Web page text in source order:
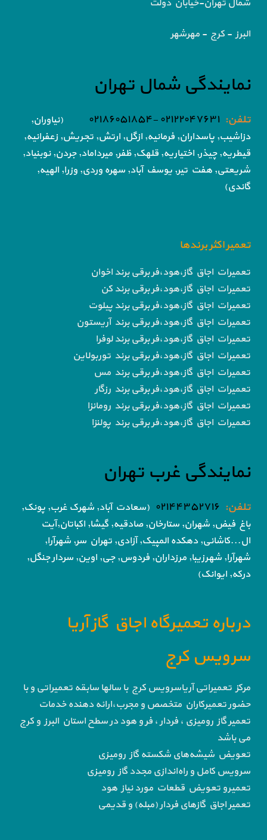
البرز - کرج - مهرشهر
نمایندگی شمال تهران
تلفن: ۰۲۱۲۲۰۴۷۶۳۱ -۰۲۱۸۶۰۵۱۸۵۴
(نیاوران,
دزاشیب, پاسداران, فرمانیه, ازگل, ارتش, تجریش, زعفرانیه,
قیطریه, چیذر, اختیاریه, قلهک, ظفر, میرداماد, جردن, نوبنیاد,
شریعتی, هفت تیر, یوسف آباد, سهره وردی, وزرا, الهیه,
گاندی)
تعمیر اکثر برندها
تعمیرات اجاق گاز،هود،فر برقی برند اخوان
تعمیرات اجاق گاز،هود،فر برقی برند کن
تعمیرات اجاق گاز،هود،فر برقی برند پیلوت
تعمیرات اجاق گاز،هود،فر برقی برند آریستون
تعمیرات اجاق گاز،هود،فر برقی برند لوفرا
تعمیرات اجاق گاز،هود،فر برقی برند توربولاین
تعمیرات اجاق گاز،هود،فر برقی برند مس
تعمیرات اجاق گاز،هود،فر برقی برند رزگار
تعمیرات اجاق گاز،هود،فر برقی برند رومانزا
تعمیرات اجاق گاز،هود،فر برقی برند پولنزا
نمایندگی غرب تهران
تلفن: ۰۲۱۴۴۳۵۲۷۱۶ (سعادت آباد, شهرک غرب, پونک,
باغ فیض, شهران, ستارخان, صادقیه, گیشا, اکباتان,آیت
ال...کاشانی, دهکده المپیک, آزادی, تهران سر, شهرآرا,
شهرآرا, شهرزیبا, مرزداران, فردوس, جی, اوین, سردار جنگل,
درکه, ایوانک)
درباره تعمیرگاه اجاق گاز آریا
سرویس کرج
مرکز تعمیراتی آریاسرویس کرج با سالها سابقه تعمیراتی و با
حضور تعمیرکاران متخصص و مجرب،ارائه دهنده خدمات
تعمیر گاز رومیزی ، فردار ، فر و هود در سطح استان البرز و کرج
می باشد
تعویض شیشه‌های شکسته گاز رومیزی
سرویس کامل و راه‌اندازی مجدد گاز رومیزی
تعمیرو تعویض قطعات مورد نیاز هود
تعمیر اجاق گاز‌های فردار (مبله) و قدیمی